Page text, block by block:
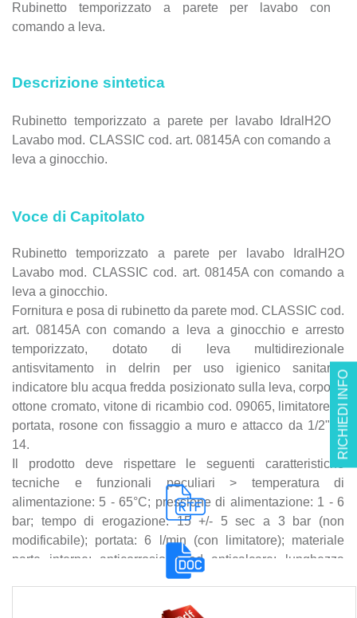
RICHIEDI INFO
Rubinetto temporizzato a parete per lavabo con
comando a leva.
Descrizione sintetica
Rubinetto temporizzato a parete per lavabo IdralH2O
Lavabo mod. CLASSIC cod. art. 08145A con comando a
leva a ginocchio.
Voce di Capitolato
Rubinetto temporizzato a parete per lavabo IdralH2O
Lavabo mod. CLASSIC cod. art. 08145A con comando a
leva a ginocchio.
Fornitura e posa di rubinetto da parete mod. CLASSIC cod.
art. 08145A con comando a leva a ginocchio e arresto
temporizzato, dotato di leva multidirezionale
antisvitamento in delrin per uso igienico sanitario,
indicatore blu acqua fredda posizionato sulla leva, corpo in
ottone cromato, vitone di ricambio cod. 09065, limitatore di
portata, rosone con fissaggio a muro e attacco da 1/2" Ø
14.
Il prodotto deve rispettare le seguenti caratteristiche
tecniche e funzionali peculiari > temperatura di
alimentazione: 5 - 65°C; pressione di alimentazione: 1 - 6
bar; tempo di erogazione: 15 +/- 5 sec a 3 bar (non
modificabile); portata: 6 l/min (con limitatore); materiale
parte interne: anticorrosione ed anticalcare; lunghezza
leva: 210 mm; contenuto piombo: minore del 2,5%;